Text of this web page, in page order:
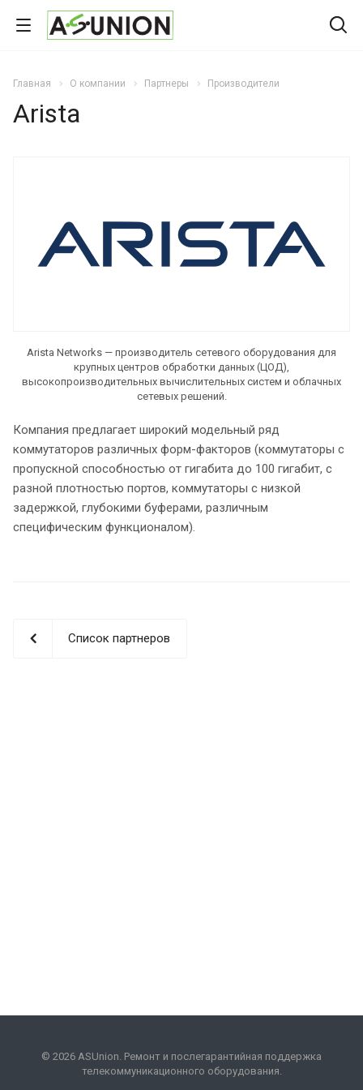
Главная О компании Партнеры Производители
Arista
Arista Networks — производитель сетевого оборудования для
крупных центров обработки данных (ЦОД),
высокопроизводительных вычислительных систем и облачных
сетевых решений.
Компания предлагает широкий модельный ряд
коммутаторов различных форм-факторов (коммутаторы с
пропускной способностью от гигабита до 100 гигабит, с
разной плотностью портов, коммутаторы с низкой
задержкой, глубокими буферами, различным
специфическим функционалом).
Список партнеров
© 2026 ASUnion. Ремонт и послегарантийная поддержка
телекоммуникационного оборудования.